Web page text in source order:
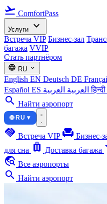
flight_takeoff ComfortPass
Услуги expand_more
Встреча VIP Бизнес-зал
багажа VVIP
Стать партнёром
language RU expand_more
English EN Deutsch DE
Español ES العربية العربية हिन्दी
search Найти аэропорт
🌐 RU ▾
handshake Встреча VIP chair Бизнес-
для сна luggage Доставка багажа
travel_explore Все аэропорты
search Найти аэропорт